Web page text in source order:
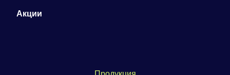
Акции